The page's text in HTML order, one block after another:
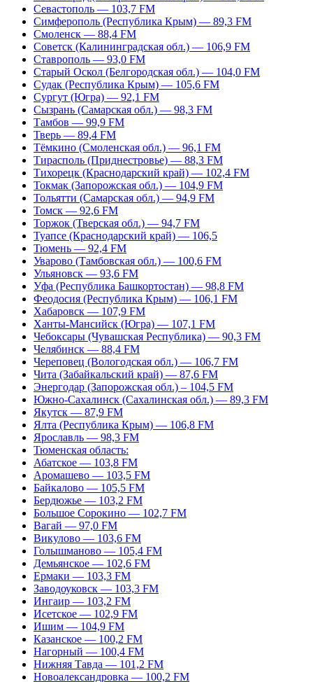
Севастополь — 103,7 FM
Симферополь (Республика Крым) — 89,3 FM
Смоленск — 88,4 FM
Советск (Калининградская обл.) — 106,9 FM
Ставрополь — 93,0 FM
Старый Оскол (Белгородская обл.) — 104,0 FM
Судак (Республика Крым) — 105,6 FM
Сургут (Югра) — 92,1 FM
Сызрань (Самарская обл.) — 98,3 FM
Тамбов — 99,9 FM
Тверь — 89,4 FM
Тёмкино (Смоленская обл.) — 96,1 FM
Тирасполь (Приднестровье) — 88,3 FM
Тихорецк (Краснодарский край) — 102,4 FM
Токмак (Запорожская обл.) — 104,9 FM
Тольятти (Самарская обл.) — 94,9 FM
Томск — 92,6 FM
Торжок (Тверская обл.) — 94,7 FM
Туапсе (Краснодарский край) — 106,5
Тюмень — 92,4 FM
Уварово (Тамбовская обл.) — 100,6 FM
Ульяновск — 93,6 FM
Уфа (Республика Башкортостан) — 98,8 FM
Феодосия (Республика Крым) — 106,1 FM
Хабаровск — 107,9 FM
Ханты-Мансийск (Югра) — 107,1 FM
Чебоксары (Чувашская Республика) — 90,3 FM
Челябинск — 88,4 FM
Череповец (Вологодская обл.) — 106,7 FM
Чита (Забайкальский край) — 87,6 FM
Энергодар (Запорожская обл.) – 104,5 FM
Южно-Сахалинск (Сахалинская обл.) — 89,3 FM
Якутск — 87,9 FM
Ялта (Республика Крым) — 106,8 FM
Ярославль — 98,3 FM
Тюменская область:
Абатское — 103,8 FM
Аромашево — 103,5 FM
Байкалово — 105,5 FM
Бердюжье — 103,2 FM
Большое Сорокино — 102,7 FM
Вагай — 97,0 FM
Викулово — 103,6 FM
Голышманово — 105,4 FM
Демьянское — 102,6 FM
Ермаки — 103,3 FM
Заводоуковск — 103,3 FM
Ингаир — 103,2 FM
Исетское — 102,9 FM
Ишим — 104,9 FM
Казанское — 100,2 FM
Нагорный — 100,4 FM
Нижняя Тавда — 101,2 FM
Новоалександровка — 100,2 FM